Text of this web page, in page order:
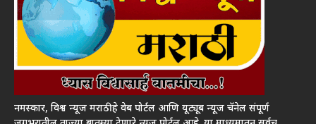
नमस्कार, विश्व न्यूज मराठी हे वेब पोर्टल आणि यूट्यूब न्यूज चॅनेल संपूर्ण